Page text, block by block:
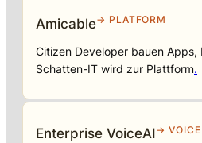
Amicable→ PLATFORM
Citizen Developer bauen Apps,
Schatten-IT wird zur Plattform.
Enterprise VoiceAI→ VOICE